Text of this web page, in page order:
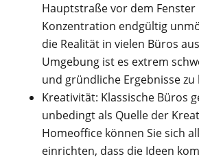
Hauptstraße vor dem
Konzentration endgültig
die Realität in vielen Büros
Umgebung ist es extrem
und gründliche Ergebnisse zu
Kreativität: Klassische Büros
unbedingt als Quelle der
Homeoffice können Sie sich
einrichten, dass die Ideen